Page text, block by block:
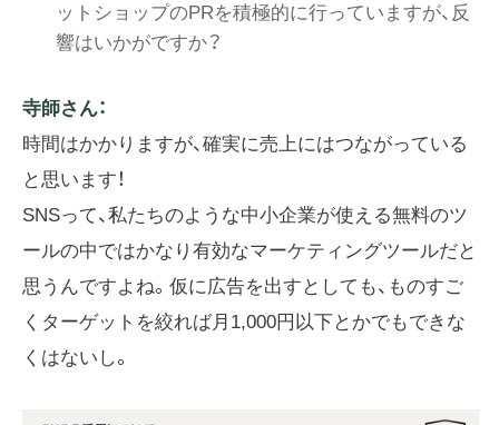
ットショップのPRを積極的に行っていますが、反
響はいかがですか？
寺師さん：
時間はかかりますが、確実に売上にはつながっている
と思います！
SNSって、私たちのような中小企業が使える無料のツ
ールの中ではかなり有効なマーケティングツールだと
思うんですよね。仮に広告を出すとしても、ものすご
くターゲットを絞れば月1,000円以下とかでもできな
くはないし。